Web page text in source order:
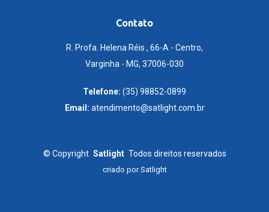
Contato
R. Profa. Helena Réis , 66-A - Centro,
Varginha - MG, 37006-030
Telefone: (35) 98852-0899
Email: atendimento@satlight.com.br
© Copyright Satlight Todos direitos reservados
criado porSatlight